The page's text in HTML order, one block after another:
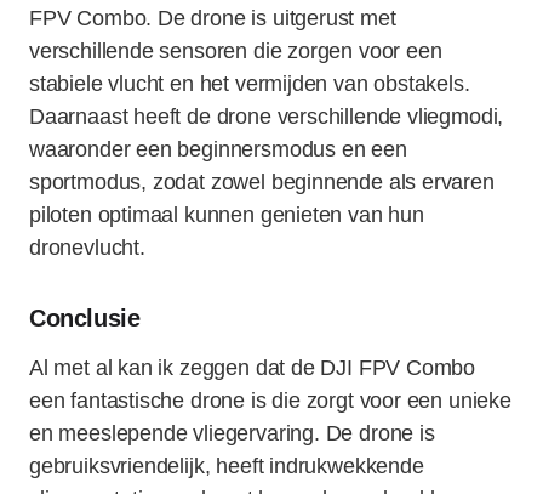
FPV Combo. De drone is uitgerust met
verschillende sensoren die zorgen voor een
stabiele vlucht en het vermijden van obstakels.
Daarnaast heeft de drone verschillende vliegmodi,
waaronder een beginnersmodus en een
sportmodus, zodat zowel beginnende als ervaren
piloten optimaal kunnen genieten van hun
dronevlucht.
Conclusie
Al met al kan ik zeggen dat de DJI FPV Combo
een fantastische drone is die zorgt voor een unieke
en meeslepende vliegervaring. De drone is
gebruiksvriendelijk, heeft indrukwekkende